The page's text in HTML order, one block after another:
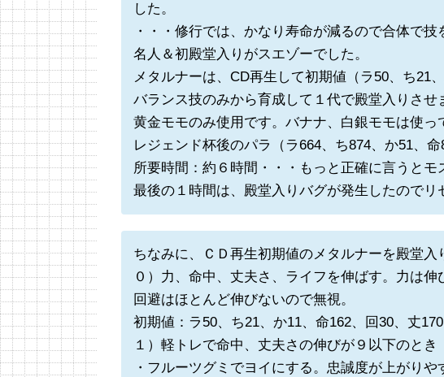
した。
・・・修行では、かなり寿命が減るので合体で技
名人＆初殿堂入りがスエゾーでした。
メタルナーは、CD再生して初期値（ラ50、ち21
バランス技のみから育成して１代で殿堂入りさせ
黄金モモのみ使用です。バナナ、白銀モモは使っ
レジェンド杯後のパラ（ラ664、ち874、か51、命
所要時間：約６時間・・・もっと正確に言うとモ
最後の１時間は、殿堂入りバグが発生したのでリ
ちなみに、ＣＤ再生初期値のメタルナーを殿堂入
０）力、命中、丈夫さ、ライフを伸ばす。力は伸
回避はほとんど伸びないので無視。
初期値：ラ50、ち21、か11、命162、回30、丈
１）軽トレで命中、丈夫さの伸びが９以下のとき
・フルーツグミでヨイにする。忠誠度が上がりや